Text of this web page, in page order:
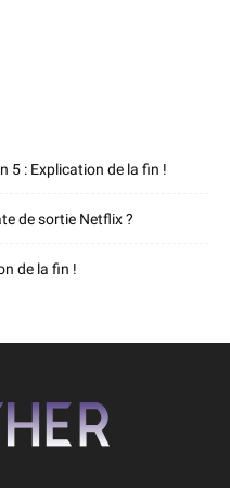
5 : Explication de la fin !
de sortie Netflix ?
de la fin !